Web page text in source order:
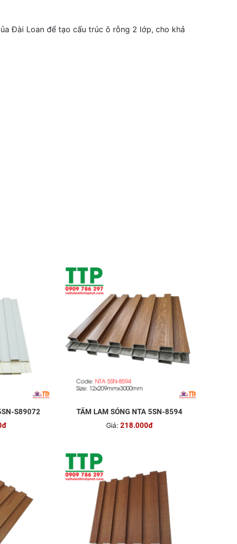
Đài Loan để tạo cấu trúc ô rỗng 2 lớp, cho khả
S89072 TẤM LAM SÓNG NTA 5SN-8594
Giá: 218.000đ